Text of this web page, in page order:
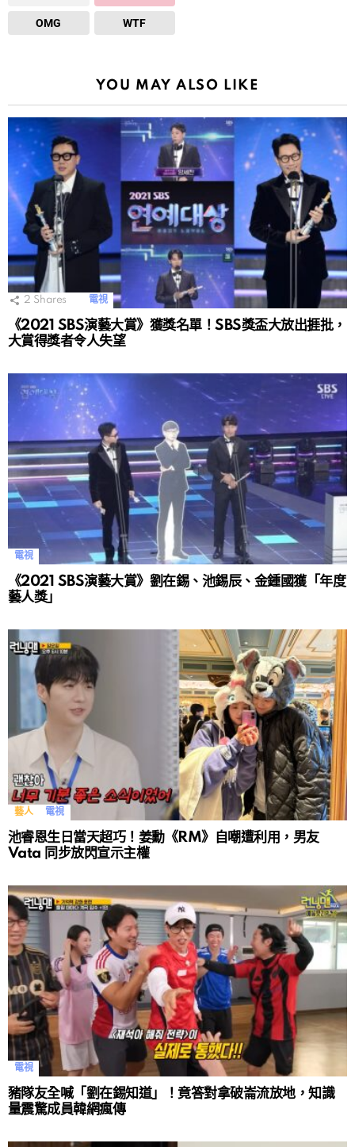
OMG WTF
YOU MAY ALSO LIKE
2 Shares 電視
《2021 SBS演藝大賞》獲獎名單！SBS獎盃大放出捱批，
大賞得獎者令人失望
電視
《2021 SBS演藝大賞》劉在錫、池錫辰、金鍾國獲「年度
藝人獎」
藝人 電視
池睿恩生日當天超巧！姜勳《RM》自嘲遭利用，男友
Vata 同步放閃宣示主權
電視
豬隊友全喊「劉在錫知道」！竟答對拿破崙流放地，知識
量震驚成員韓網瘋傳